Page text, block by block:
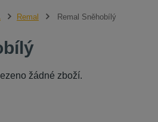
Remal Remal Sněhobílý
žádné zboží.